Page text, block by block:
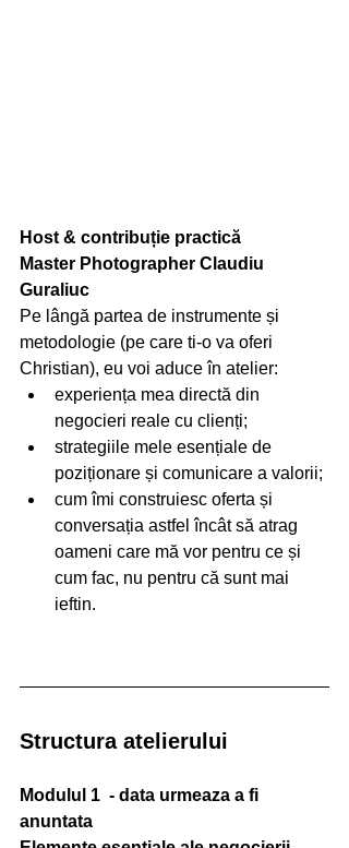
Host & contribuție practică
Master Photographer Claudiu
Guraliuc
Pe lângă partea de instrumente și
metodologie (pe care ti-o va oferi
Christian), eu voi aduce în atelier:
experiența mea directă din
negocieri reale cu clienți;
strategiile mele esențiale de
poziționare și comunicare a valorii;
cum îmi construiesc oferta și
conversația astfel încât să atrag
oameni care mă vor pentru ce și
cum fac, nu pentru că sunt mai
ieftin.
Structura atelierului
Modulul 1  - data urmeaza a fi
anuntata